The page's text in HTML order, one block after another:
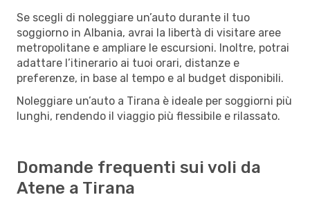
Se scegli di noleggiare un’auto durante il tuo
soggiorno in Albania, avrai la libertà di visitare aree
metropolitane e ampliare le escursioni. Inoltre, potrai
adattare l’itinerario ai tuoi orari, distanze e
preferenze, in base al tempo e al budget disponibili.
Noleggiare un’auto a Tirana è ideale per soggiorni più
lunghi, rendendo il viaggio più flessibile e rilassato.
Domande frequenti sui voli da
Atene a Tirana